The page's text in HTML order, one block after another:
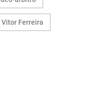
Vitor Ferreira